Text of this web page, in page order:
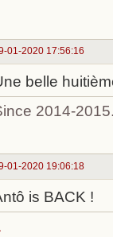
01-2020 17:56:16
belle
2014-
01-2020 19:06:18
is BACK !